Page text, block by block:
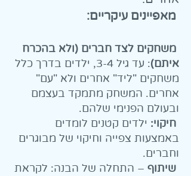
מאפיינים עיקריים:
משחקים לצד חברים (ולא בהכרח
איתם)
: עד גיל 3-4, ילדים בדרך כלל
משחקים "ליד" אחרים ולא "עם"
אחרים. המשחק מתמקד בעצמם
ובעולם הפנימי שלהם.
חיקוי: ילדים קטנים לומדים
באמצעות צפייה וחיקוי של מבוגרים
וחברים.
שיתוף – התחלה של הבנה: לקראת